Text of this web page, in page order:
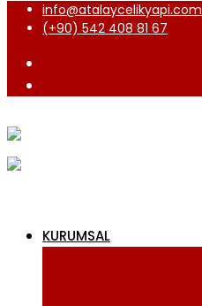
info@atalaycelikyapi.com
(+90) 542 408 81 67
KURUMSAL